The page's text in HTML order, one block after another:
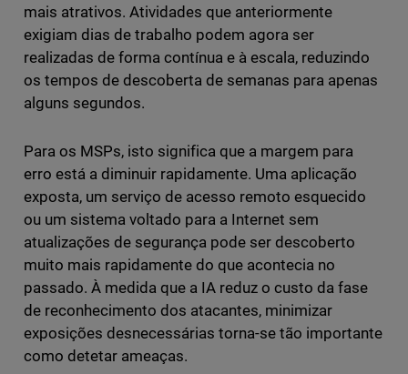
mais atrativos. Atividades que anteriormente
exigiam dias de trabalho podem agora ser
realizadas de forma contínua e à escala, reduzindo
os tempos de descoberta de semanas para apenas
alguns segundos.
Para os MSPs, isto significa que a margem para
erro está a diminuir rapidamente. Uma aplicação
exposta, um serviço de acesso remoto esquecido
ou um sistema voltado para a Internet sem
atualizações de segurança pode ser descoberto
muito mais rapidamente do que acontecia no
passado. À medida que a IA reduz o custo da fase
de reconhecimento dos atacantes, minimizar
exposições desnecessárias torna-se tão importante
como detetar ameaças.